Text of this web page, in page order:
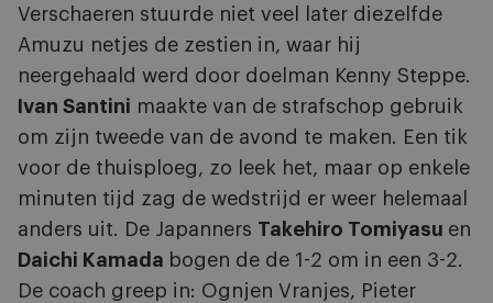
Verschaeren stuurde niet veel later diezelfde
Amuzu netjes de zestien in, waar hij
neergehaald werd door doelman Kenny Steppe.
Ivan Santini maakte van de strafschop gebruik
om zijn tweede van de avond te maken. Een tik
voor de thuisploeg, zo leek het, maar op enkele
minuten tijd zag de wedstrijd er weer helemaal
anders uit. De Japanners Takehiro Tomiyasu en
Daichi Kamada bogen de de 1-2 om in een 3-2.
De coach greep in: Ognjen Vranjes, Pieter